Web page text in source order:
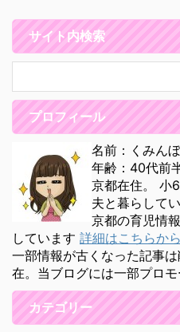
サイト内検索
プロフィール
名前：くみんぼ
年齢：40代前
京都在住。 小
夫と暮らしてい
京都の育児情
しています 詳細はこちらから
一部情報が古くなった記事
在。当ブログには一部プロ
カテゴリー